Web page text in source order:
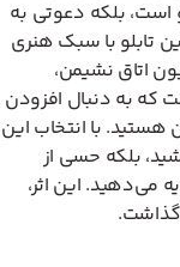
است، بلکه دعوتی به
تابلو با سبک هنری
اتاق نشیمن،
که به دنبال افزودن
با انتخاب این
بلکه حسی از
می‌دهید. این اثر،
گذاشت.